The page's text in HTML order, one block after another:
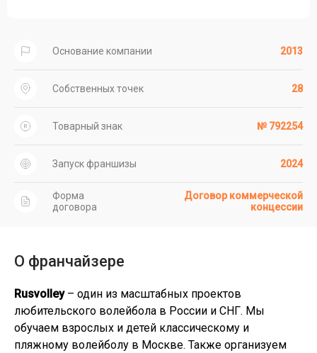
Основание компании 2013
Собственных точек 28
Товарный знак № 792254
Запуск франшизы 2024
Форма
договора
Договор коммерческой
концессии
О франчайзере
Rusvolley– один из масштабных проектов
любительского волейбола в России и СНГ. Мы
обучаем взрослых и детей классическому и
пляжному волейболу в Москве. Также организуем